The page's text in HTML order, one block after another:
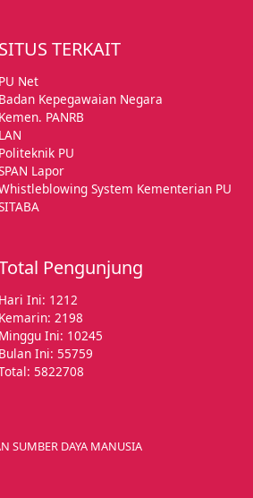
SITUS TERKAIT
PU Net
Badan Kepegawaian Negara
Kemen. PANRB
LAN
Politeknik PU
Lapor
System Kementerian PU
Pengunjung
Hari Ini: 1212
Kemarin: 2198
Minggu Ini: 10245
Bulan Ini: 55759
5822708
SUMBER DAYA MANUSIA